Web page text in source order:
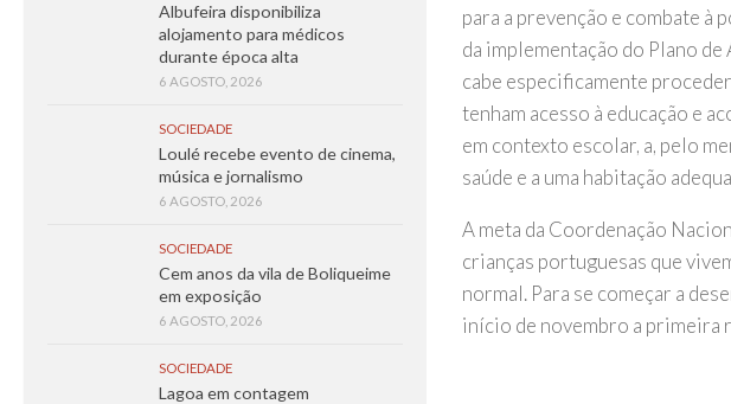
para a prevenção e combate à
da implementação do Plano
cabe especificamente
tenham acesso à educação e
em contexto escolar, a, pelo
saúde e a uma habitação
A meta da Coordenação
crianças portuguesas que
normal. Para se começar a
início de novembro a primeira
Albufeira disponibiliza
alojamento para médicos
durante época alta
6 AGOSTO, 2026
SOCIEDADE
Loulé recebe evento de cinema,
música e jornalismo
6 AGOSTO, 2026
SOCIEDADE
Cem anos da vila de Boliqueime
em exposição
6 AGOSTO, 2026
SOCIEDADE
Lagoa em contagem